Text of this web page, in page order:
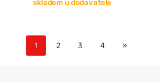
skladem u dodavatele
1 2 3 4 »